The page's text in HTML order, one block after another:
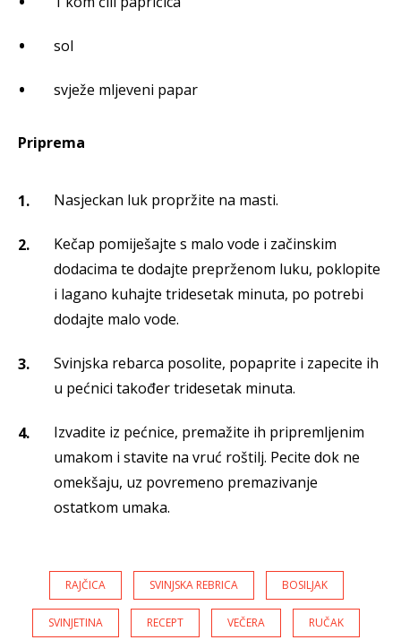
sol
svježe mljeveni papar
Priprema
Nasjeckan luk propržite na masti.
Kečap pomiješajte s malo vode i začinskim
dodacima te dodajte preprženom luku, poklopite
i lagano kuhajte tridesetak minuta, po potrebi
dodajte malo vode.
Svinjska rebarca posolite, popaprite i zapecite ih
u pećnici također tridesetak minuta.
Izvadite iz pećnice, premažite ih pripremljenim
umakom i stavite na vruć roštilj. Pecite dok ne
omekšaju, uz povremeno premazivanje
ostatkom umaka.
RAJČICA SVINJSKA REBRICA BOSILJAK
SVINJETINA RECEPT VEČERA RUČAK